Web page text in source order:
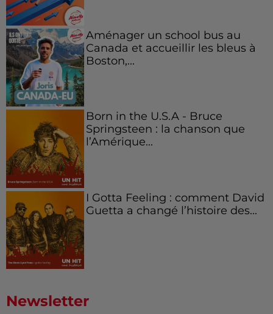
Aménager un school bus au
Canada et accueillir les bleus à
Boston,...
Born in the U.S.A - Bruce
Springsteen : la chanson que
l’Amérique...
I Gotta Feeling : comment David
Guetta a changé l’histoire des...
Newsletter